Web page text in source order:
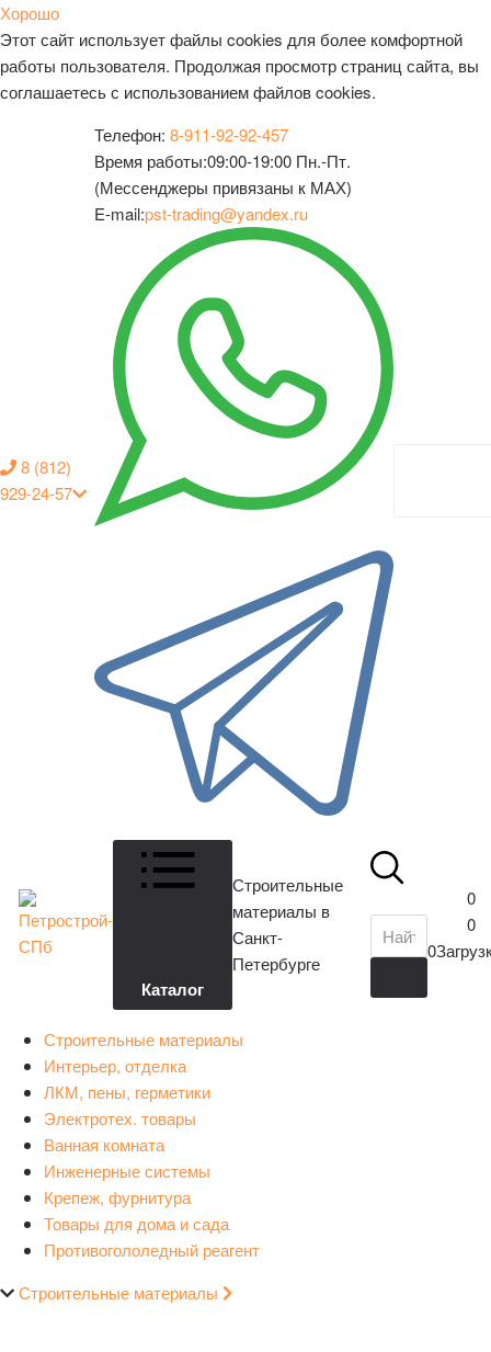
Хорошо
Этот сайт использует файлы cookies для более комфортной
работы пользователя. Продолжая просмотр страниц сайта, вы
соглашаетесь с использованием файлов cookies.
8 (812)
929-24-57
Телефон: 8-911-92-92-457
Время работы:09:00-19:00 Пн.-Пт.
(Мессенджеры привязаны к МАХ)
E-mail:pst-trading@yandex.ru
Каталог
Строительные
материалы в
Санкт-
Петербурге
0
0
0
Строительные материалы
Интерьер, отделка
ЛКМ, пены, герметики
Электротех. товары
Ванная комната
Инженерные системы
Крепеж, фурнитура
Товары для дома и сада
Противогололедный реагент
Строительные материалы